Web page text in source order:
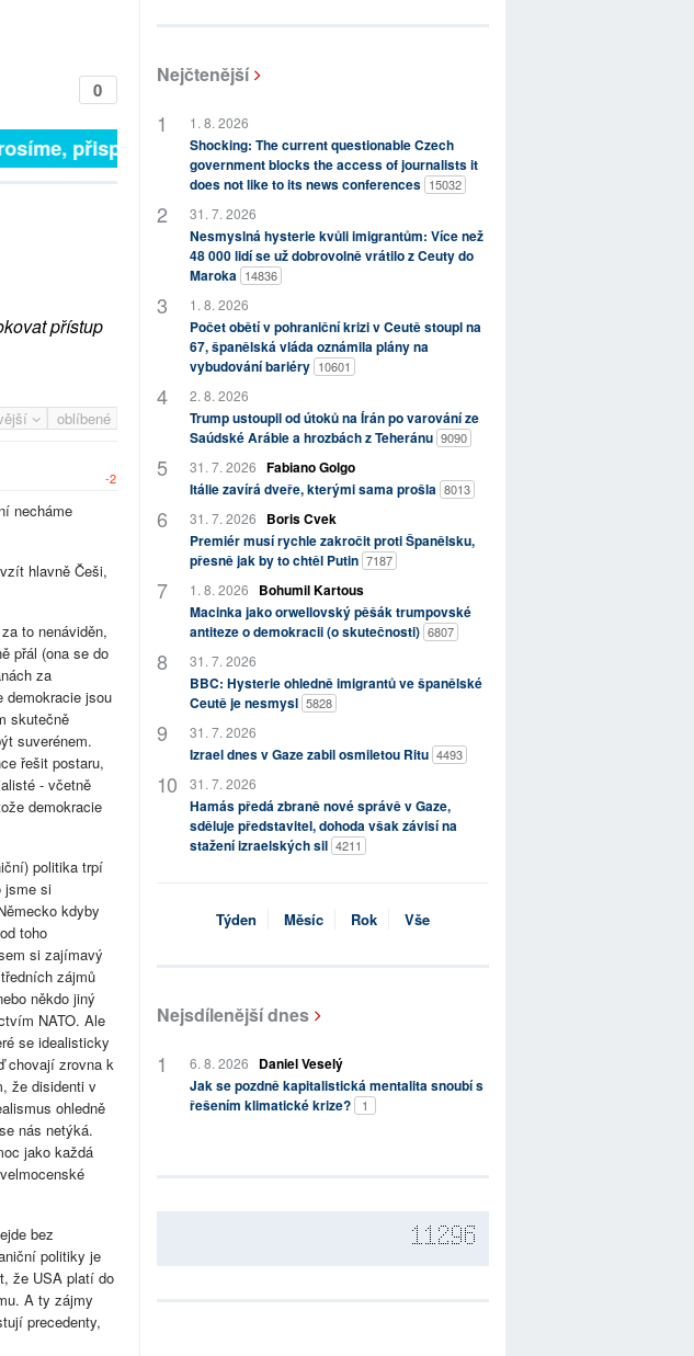
0
přispějte. ➥
přístup
oblíbené
-2
necháme
hlavně Češi,
to nenáviděn,
přál (ona se do
za
demokracie jsou
skutečně
suverénem.
řešit postaru,
- včetně
demokracie
politika trpí
jsme si
kdyby
toho
si zajímavý
zájmů
někdo jiný
NATO. Ale
se idealisticky
chovají zrovna k
že disidenti v
ohledně
nás netýká.
jako každá
bez
politiky je
že USA platí do
A ty zájmy
precedenty,
Nejčtenější
1. 8. 2026
Shocking: The current questionable Czech
government blocks the access of journalists it
does not like to its news conferences 15032
31. 7. 2026
Nesmyslná hysterie kvůli imigrantům: Více než
48 000 lidí se už dobrovolně vrátilo z Ceuty do
Maroka 14836
1. 8. 2026
Počet obětí v pohraniční krizi v Ceutě stoupl na
67, španělská vláda oznámila plány na
vybudování bariéry 10601
2. 8. 2026
Trump ustoupil od útoků na Írán po varování ze
Saúdské Arábie a hrozbách z Teheránu 9090
31. 7. 2026 Fabiano Golgo
Itálie zavírá dveře, kterými sama prošla 8013
31. 7. 2026
Boris Cvek
Premiér musí rychle zakročit proti Španělsku,
přesně jak by to chtěl Putin 7187
1. 8. 2026
Bohumil Kartous
Macinka jako orwellovský pěšák trumpovské
antiteze o demokracii (o skutečnosti) 6807
31. 7. 2026
BBC: Hysterie ohledně imigrantů ve španělské
Ceutě je nesmysl 5828
31. 7. 2026
Izrael dnes v Gaze zabil osmiletou Ritu 4493
31. 7. 2026
Hamás předá zbraně nové správě v Gaze,
sděluje představitel, dohoda však závisí na
stažení izraelských sil 4211
Týden Měsíc Rok Vše
Nejsdílenější dnes
6. 8. 2026
Daniel Veselý
Jak se pozdně kapitalistická mentalita snoubí s
řešením klimatické krize?
1
11296